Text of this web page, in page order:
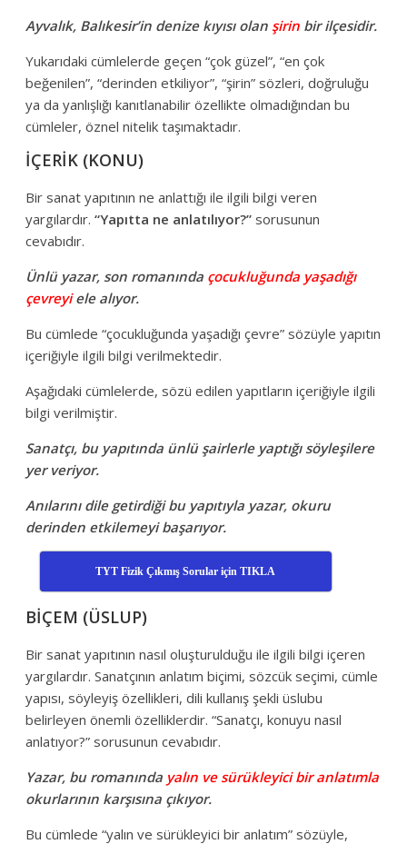
Ayvalık, Balıkesir’in denize kıyısı olan şirin bir ilçesidir.
Yukarıdaki cümlelerde geçen “çok güzel”, “en çok
beğenilen”, “derinden etkiliyor”, “şirin” sözleri, doğruluğu
ya da yanlışlığı kanıtlanabilir özellikte olmadığından bu
cümleler, öznel nitelik taşımaktadır.
İÇERİK (KONU)
Bir sanat yapıtının ne anlattığı ile ilgili bilgi veren
yargılardır.“Yapıtta ne anlatılıyor?” sorusunun
cevabıdır.
Ünlü yazar, son romanında çocukluğunda yaşadığı
çevreyiele alıyor.
Bu cümlede “çocukluğunda yaşadığı çevre” sözüyle yapıtın
içeriğiyle ilgili bilgi verilmektedir.
Aşağıdaki cümlelerde, sözü edilen yapıtların içeriğiyle ilgili
bilgi verilmiştir.
Sanatçı, bu yapıtında ünlü şairlerle yaptığı söyleşilere
yer veriyor.
Anılarını dile getirdiği bu yapıtıyla yazar, okuru
derinden etkilemeyi başarıyor.
TYT Fizik Çıkmış Sorular için TIKLA
BİÇEM (ÜSLUP)
Bir sanat yapıtının nasıl oluşturulduğu ile ilgili bilgi içeren
yargılardır. Sanatçının anlatım biçimi, sözcük seçimi, cümle
yapısı, söyleyiş özellikleri, dili kullanış şekli üslubu
belirleyen önemli özelliklerdir. “Sanatçı, konuyu nasıl
anlatıyor?” sorusunun cevabıdır.
Yazar, bu romanında yalın ve sürükleyici bir anlatımla
okurlarının karşısına çıkıyor.
Bu cümlede “yalın ve sürükleyici bir anlatım” sözüyle,